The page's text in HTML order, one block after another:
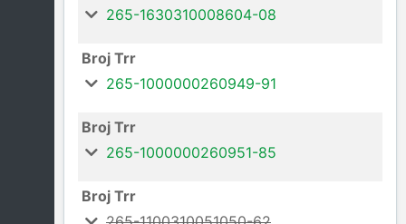
265-1630310008604-08
Broj Trr
265-1000000260949-91
Broj Trr
265-1000000260951-85
Broj Trr